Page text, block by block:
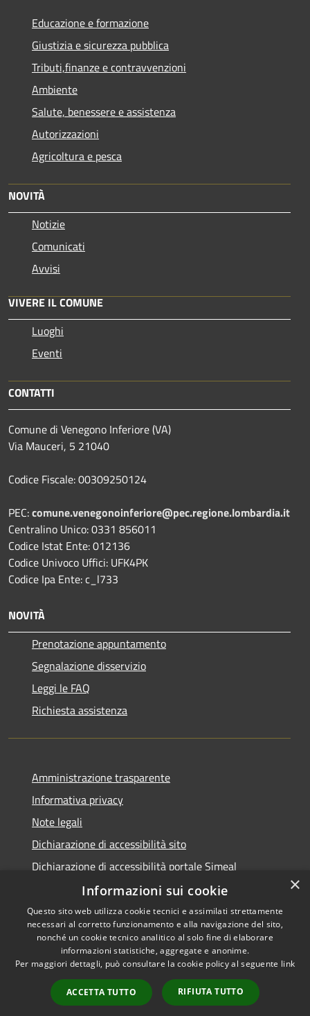
Educazione e formazione
Giustizia e sicurezza pubblica
Tributi,finanze e contravvenzioni
Ambiente
Salute, benessere e assistenza
Autorizzazioni
Agricoltura e pesca
NOVITÀ
Notizie
Comunicati
Avvisi
VIVERE IL COMUNE
Luoghi
Eventi
CONTATTI
Comune di Venegono Inferiore (VA)
Via Mauceri, 5 21040
Codice Fiscale: 00309250124
PEC:comune.venegonoinferiore@pec.regione.lombardia.it
Centralino Unico: 0331 856011
Codice Istat Ente: 012136
Codice Univoco Uffici: UFK4PK
Codice Ipa Ente: c_l733
NOVITÀ
Prenotazione appuntamento
Segnalazione disservizio
Leggi le FAQ
Richiesta assistenza
Amministrazione trasparente
Informativa privacy
Note legali
Dichiarazione di accessibilità sito
Dichiarazione di accessibilità portale Simeal
Accessibilità
Privacy
Mappa del sito
Copyright © 2026 • Comune di
Venegono Inferiore • Powered
byMunicipium•Accesso
redazione
×
Informazioni sui cookie
Questo sito web utilizza cookie tecnici e assimilati strettamente
necessari al corretto funzionamento e alla navigazione del sito,
nonché un cookie tecnico analitico al solo fine di elaborare
informazioni statistiche, aggregate e anonime.
Per maggiori dettagli, può consultare la cookie policy al seguente link
ACCETTA TUTTO RIFIUTA TUTTO